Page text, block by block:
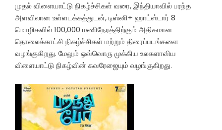
முதல் விளையாட்டு நிகழ்ச்சிகள் வரை, இந்தியாவில் பரந்த
அளவிலான உள்ளடக்கத்துடன், டிஸ்னி+ ஹாட்ஸ்டார் 8
மொழிகளில் 100,000 மணிநேரத்திற்கும் அதிகமான
தொலைக்காட்சி நிகழ்ச்சிகள் மற்றும் திரைப்படங்களை
வழங்குகிறது. மேலும் ஒவ்வொரு முக்கிய உலகளாவிய
விளையாட்டு நிகழ்வின் கவரேஜையும் வழங்குகிறது.